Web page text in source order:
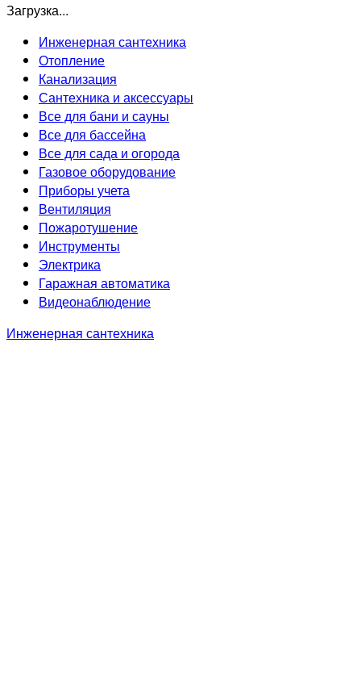
Загрузка...
Инженерная сантехника
Отопление
Канализация
Сантехника и аксессуары
Все для бани и сауны
Все для бассейна
Все для сада и огорода
Газовое оборудование
Приборы учета
Вентиляция
Пожаротушение
Инструменты
Электрика
Гаражная автоматика
Видеонаблюдение
Инженерная сантехника